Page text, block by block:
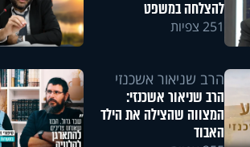
להצלחה במשפט
251 צפיות
הרב שניאור אשכנזי
הרב שניאור אשכנזי:
המצווה שהצילה את הילד
האבוד